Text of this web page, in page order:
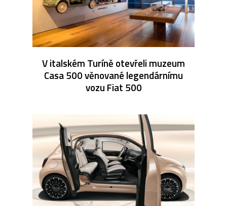
V italském Turíně otevřeli muzeum
Casa 500 věnované legendárnímu
vozu Fiat 500